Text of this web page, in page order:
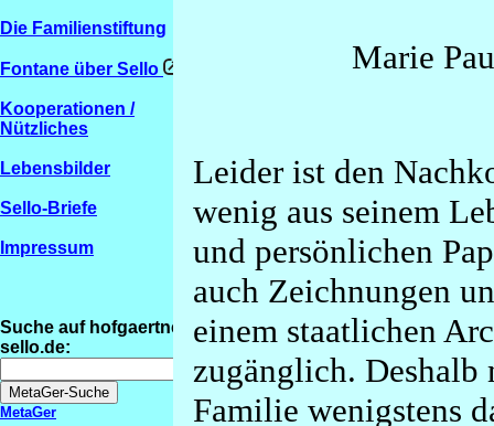
Die Familienstiftung
Fontane über Sello
Kooperationen /
Nützliches
Lebensbilder
Sello-Briefe
Impressum
Suche auf hofgaertner-
sello.de:
MetaGer
Marie
Leider ist den
wenig aus seinem
und persönlichen
auch Zeichnungen
einem staatlichen
zugänglich. Deshalb
Familie wenigstens